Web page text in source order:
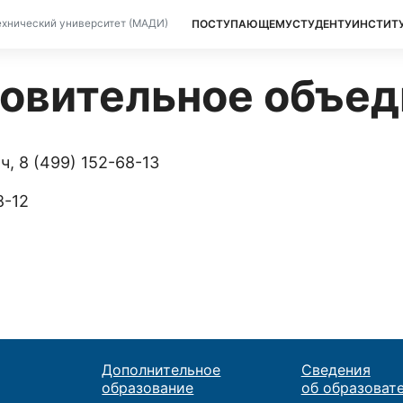
университет (МАДИ) ПОСТУПАЮЩЕМУСТУДЕНТУ
8 (499) 152-68-13
12
Дополнительное
образование
Сведения
об